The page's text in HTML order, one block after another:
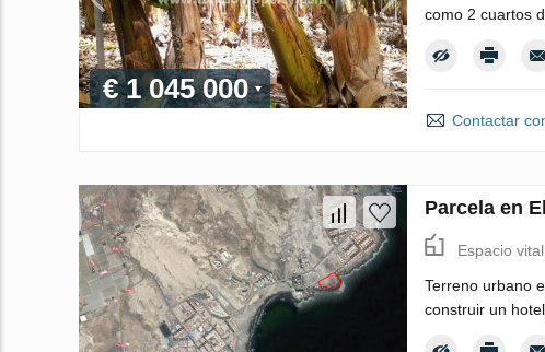
€ 1 045 000
como 2 cuartos
Contactar
Parcela en
Espacio
Terreno urbano
construir un